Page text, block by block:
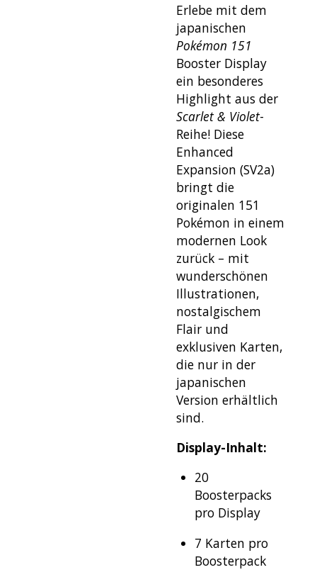
Erlebe mit dem
japanischen
Pokémon 151
Booster Display
ein besonderes
Highlight aus der
Scarlet & Violet-
Reihe! Diese
Enhanced
Expansion (SV2a)
bringt die
originalen 151
Pokémon in einem
modernen Look
zurück – mit
wunderschönen
Illustrationen,
nostalgischem
Flair und
exklusiven Karten,
die nur in der
japanischen
Version erhältlich
sind.
Display-Inhalt:
20
Boosterpacks
pro Display
7 Karten pro
Boosterpack